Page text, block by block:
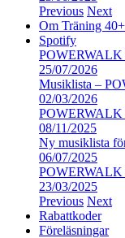
Previous Next
Om Träning 40+
Spotify
25/07/2026
Musiklista –
02/03/2026
08/11/2025
Ny musiklista
06/07/2025
23/03/2025
Previous Next
Rabattkoder
Föreläsningar